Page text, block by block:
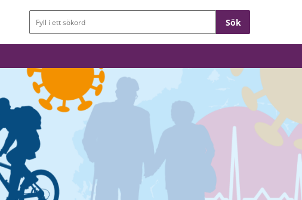
Sökfält